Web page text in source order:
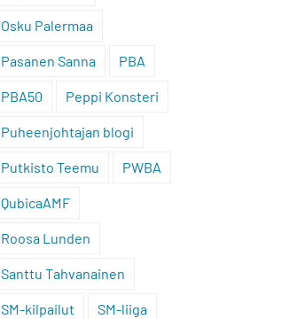
Osku Palermaa
Pasanen Sanna PBA
PBA50 Peppi Konsteri
Puheenjohtajan blogi
Putkisto Teemu PWBA
QubicaAMF
Roosa Lunden
Santtu Tahvanainen
SM-kilpailut SM-liiga